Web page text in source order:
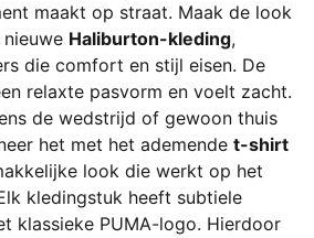
maakt op straat. Maak de look
Haliburton-kleding,
die comfort en stijl eisen. De
relaxte pasvorm en voelt zacht.
de wedstrijd of gewoon thuis
het met het ademende t-shirt
look die werkt op het
kledingstuk heeft subtiele
klassieke PUMA-logo. Hierdoor